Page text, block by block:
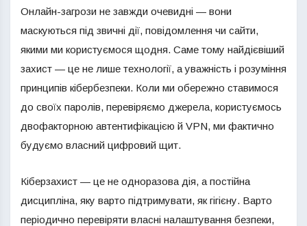
Онлайн-загрози не завжди очевидні — вони
маскуються під звичні дії, повідомлення чи сайти,
якими ми користуємося щодня. Саме тому найдієвіший
захист — це не лише технології, а уважність і розуміння
принципів кібербезпеки. Коли ми обережно ставимося
до своїх паролів, перевіряємо джерела, користуємось
двофакторною автентифікацією й VPN, ми фактично
будуємо власний цифровий щит.
Кіберзахист — це не одноразова дія, а постійна
дисципліна, яку варто підтримувати, як гігієну. Варто
періодично перевіряти власні налаштування безпеки,